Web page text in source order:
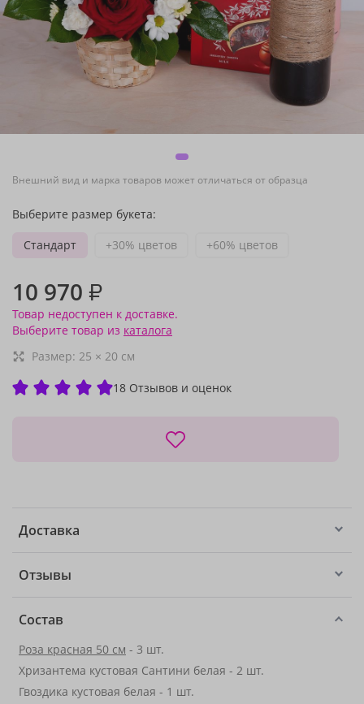
Внешний вид и марка товаров может отличаться от образца
Выберите размер букета:
Стандарт
+30% цветов +60% цветов
10 970 ₽
Товар недоступен к доставке.
Выберите товар из каталога
Размер: 25 × 20 см
18 Отзывов и оценок
Доставка
Отзывы
Состав
Роза красная 50 см - 3 шт.
Хризантема кустовая Сантини белая - 2 шт.
Гвоздика кустовая белая - 1 шт.